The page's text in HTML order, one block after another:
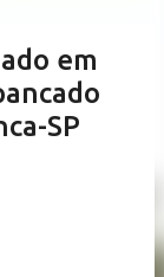
em
SP